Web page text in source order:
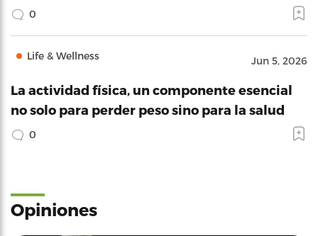
0
Life & Wellness Jun 5, 2026
La actividad física, un componente esencial
no solo para perder peso sino para la salud
0
Opiniones